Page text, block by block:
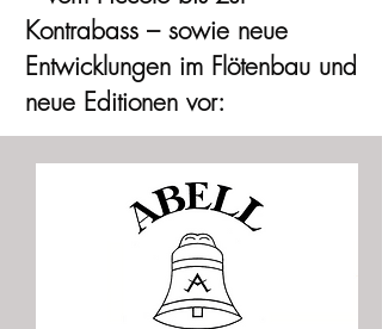
Kontrabass – sowie neue
Entwicklungen im Flötenbau und
neue Editionen vor: